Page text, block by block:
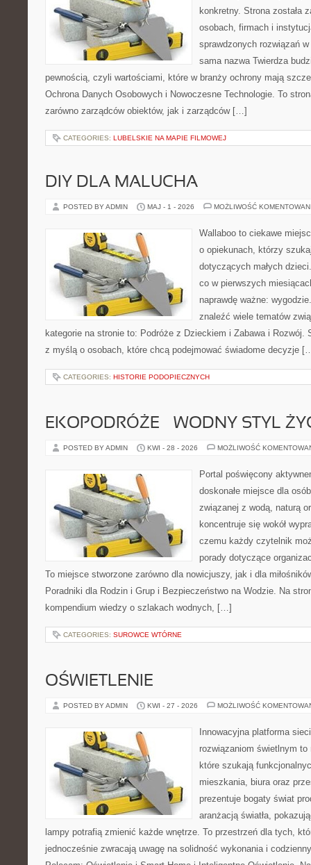
konkretny. Strona została
osobach, firmach i
sprawdzonych rozwiązań
sama nazwa Twierdza
pewnością, czyli wartościami, które w branży ochrony mają
Ochrona Danych Osobowych i Nowoczesne Technologie. To
zarówno zarządców obiektów, jak i zarządców […]
CATEGORIES: LUBELSKIE NA MAPIE FILMOWEJ
DIY DLA MALUCHA
POSTED BY ADMIN MAJ - 1 - 2026 MOŻLIWOŚĆ
Wallaboo to ciekawe
o opiekunach, którzy
dotyczących małych
co w pierwszych
naprawdę ważne:
znaleźć wiele tematów
kategorie na stronie to: Podróże z Dzieckiem i Zabawa i Rozwój.
z myślą o osobach, które chcą podejmować świadome decyzje
CATEGORIES: HISTORIE PODOPIECZNYCH
EKOPODRÓŻE – WODNY STYL
POSTED BY ADMIN KWI - 28 - 2026 MOŻLIWOŚĆ
Portal poświęcony
doskonałe miejsce dla
związanej z wodą, naturą
koncentruje się wokół
czemu każdy czytelnik
porady dotyczące
To miejsce stworzone zarówno dla nowicjuszy, jak i dla
Poradniki dla Rodzin i Grup i Bezpieczeństwo na Wodzie. Na
kompendium wiedzy o szlakach wodnych, […]
CATEGORIES: SUROWCE WTÓRNE
OŚWIETLENIE
POSTED BY ADMIN KWI - 27 - 2026 MOŻLIWOŚĆ
Innowacyjna platforma
rozwiązaniom świetlnym
które szukają
mieszkania, biura oraz
prezentuje bogaty świat
aranżacją światła,
lampy potrafią zmienić każde wnętrze. To przestrzeń dla tych,
jednocześnie zwracają uwagę na solidność wykonania i